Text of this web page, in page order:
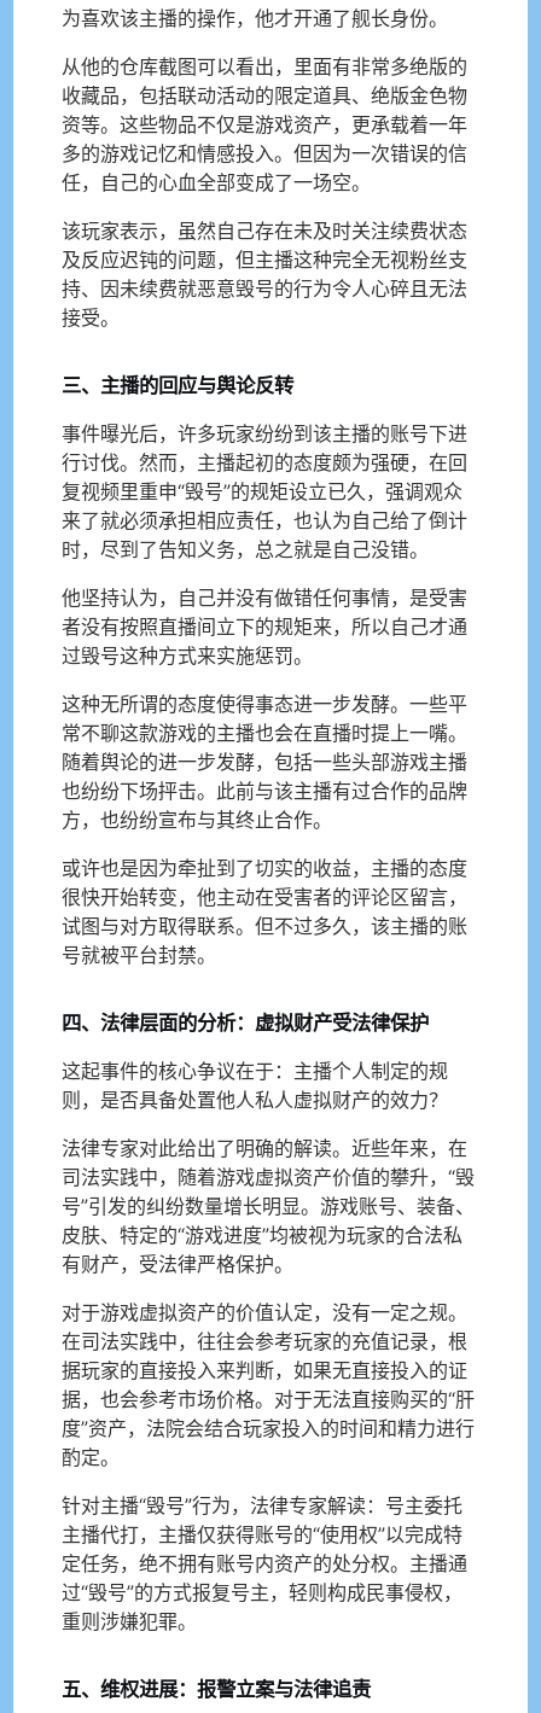
为喜欢该主播的操作，他才开通了舰长身份。
从他的仓库截图可以看出，里面有非常多绝版的
收藏品，包括联动活动的限定道具、绝版金色物
资等。这些物品不仅是游戏资产，更承载着一年
多的游戏记忆和情感投入。但因为一次错误的信
任，自己的心血全部变成了一场空。
该玩家表示，虽然自己存在未及时关注续费状态
及反应迟钝的问题，但主播这种完全无视粉丝支
持、因未续费就恶意毁号的行为令人心碎且无法
接受。
三、主播的回应与舆论反转
事件曝光后，许多玩家纷纷到该主播的账号下进
行讨伐。然而，主播起初的态度颇为强硬，在回
复视频里重申“毁号”的规矩设立已久，强调观众
来了就必须承担相应责任，也认为自己给了倒计
时，尽到了告知义务，总之就是自己没错。
他坚持认为，自己并没有做错任何事情，是受害
者没有按照直播间立下的规矩来，所以自己才通
过毁号这种方式来实施惩罚。
这种无所谓的态度使得事态进一步发酵。一些平
常不聊这款游戏的主播也会在直播时提上一嘴。
随着舆论的进一步发酵，包括一些头部游戏主播
也纷纷下场抨击。此前与该主播有过合作的品牌
方，也纷纷宣布与其终止合作。
或许也是因为牵扯到了切实的收益，主播的态度
很快开始转变，他主动在受害者的评论区留言，
试图与对方取得联系。但不过多久，该主播的账
号就被平台封禁。
四、法律层面的分析：虚拟财产受法律保护
这起事件的核心争议在于：主播个人制定的规
则，是否具备处置他人私人虚拟财产的效力？
法律专家对此给出了明确的解读。近些年来，在
司法实践中，随着游戏虚拟资产价值的攀升，“毁
号”引发的纠纷数量增长明显。游戏账号、装备、
皮肤、特定的“游戏进度”均被视为玩家的合法私
有财产，受法律严格保护。
对于游戏虚拟资产的价值认定，没有一定之规。
在司法实践中，往往会参考玩家的充值记录，根
据玩家的直接投入来判断，如果无直接投入的证
据，也会参考市场价格。对于无法直接购买的“肝
度”资产，法院会结合玩家投入的时间和精力进行
酌定。
针对主播“毁号”行为，法律专家解读：号主委托
主播代打，主播仅获得账号的“使用权”以完成特
定任务，绝不拥有账号内资产的处分权。主播通
过“毁号”的方式报复号主，轻则构成民事侵权，
重则涉嫌犯罪。
五、维权进展：报警立案与法律追责